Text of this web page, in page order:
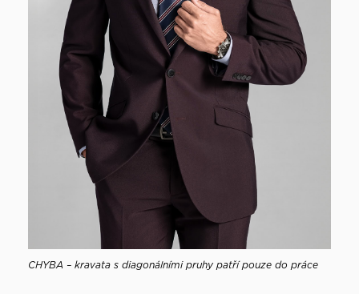
CHYBA – kravata s diagonálními pruhy patří pouze do práce